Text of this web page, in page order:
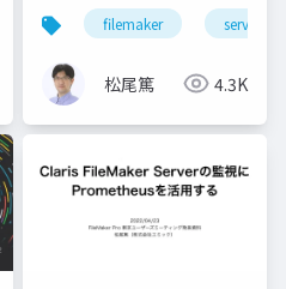
最新情報filemaker server
松尾篤 4.3K